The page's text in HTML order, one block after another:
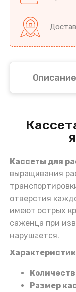
Описание
Кассеты для
выращивания
отверстия
имеют острых
саженца при
нарушается.
Размер